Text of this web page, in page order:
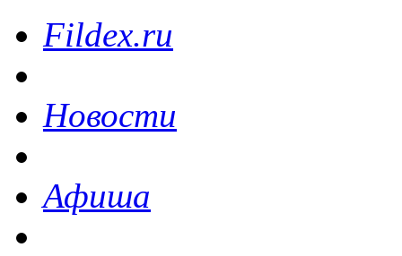
Fildex.ru
Новости
Афиша